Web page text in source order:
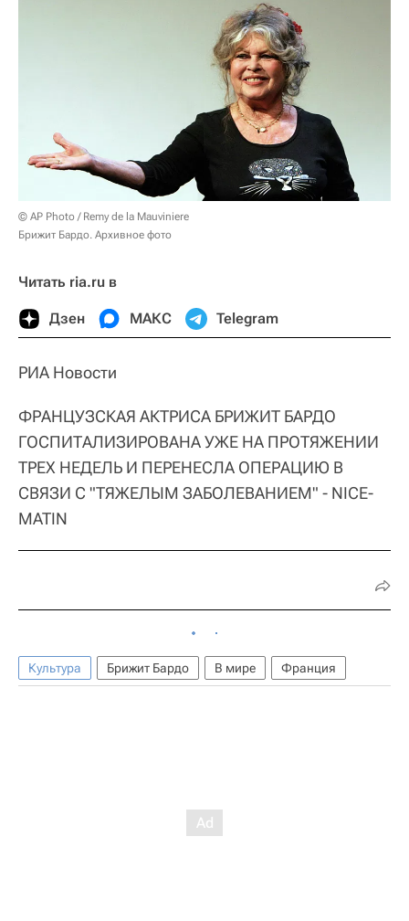
© AP Photo / Remy de la Mauviniere
Брижит Бардо. Архивное фото
Читать ria.ru в
Дзен МАКС Telegram
РИА Новости
ФРАНЦУЗСКАЯ АКТРИСА БРИЖИТ БАРДО
ГОСПИТАЛИЗИРОВАНА УЖЕ НА ПРОТЯЖЕНИИ
ТРЕХ НЕДЕЛЬ И ПЕРЕНЕСЛА ОПЕРАЦИЮ В
СВЯЗИ С "ТЯЖЕЛЫМ ЗАБОЛЕВАНИЕМ" - NICE-
MATIN
Культура Брижит Бардо В мире Франция